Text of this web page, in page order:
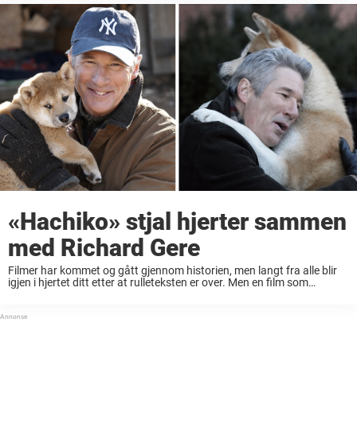
«Hachiko» stjal hjerter sammen
med Richard Gere
Filmer har kommet og gått gjennom historien, men langt fra alle blir
igjen i hjertet ditt etter at rulleteksten er over. Men en film som